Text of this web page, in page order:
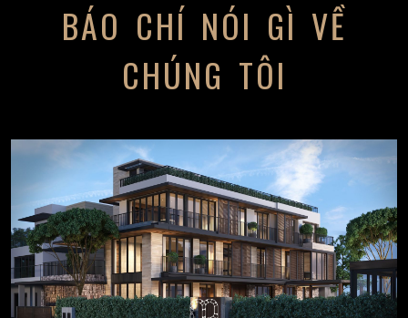
BÁO CHÍ NÓI GÌ VỀ
CHÚNG TÔI